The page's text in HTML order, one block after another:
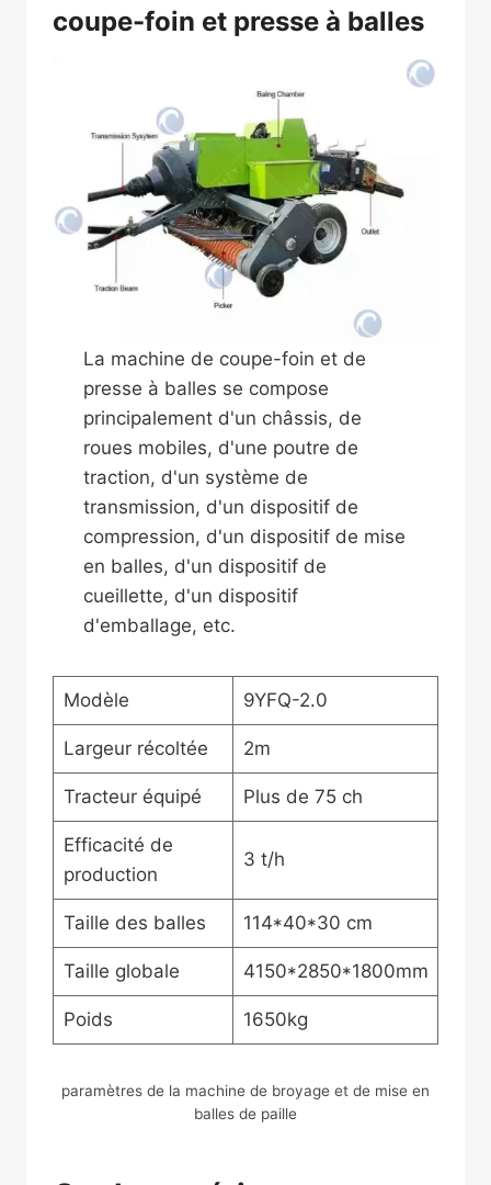
coupe-foin et presse à balles
La machine de coupe-foin et de
presse à balles se compose
principalement d'un châssis, de
roues mobiles, d'une poutre de
traction, d'un système de
transmission, d'un dispositif de
compression, d'un dispositif de mise
en balles, d'un dispositif de
cueillette, d'un dispositif
d'emballage, etc.
Modèle 9YFQ-2.0
Largeur récoltée 2m
Tracteur équipé Plus de 75 ch
Efficacité de
production
3 t/h
Taille des balles 114*40*30 cm
Taille globale 4150*2850*1800mm
Poids 1650kg
paramètres de la machine de broyage et de mise en
balles de paille